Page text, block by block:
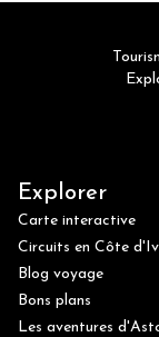
Explorer
Carte interactive
Circuits en Côte
Blog voyage
Bons plans
Les aventures